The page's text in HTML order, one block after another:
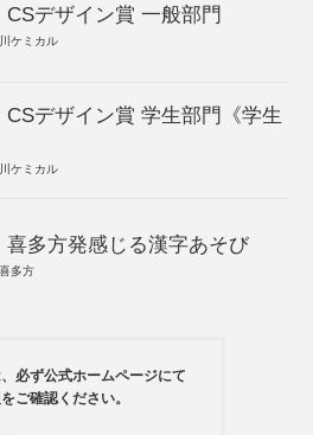
CSデザイン賞 一般部門
ケミカル
CSデザイン賞 学生部門《学生
ケミカル
喜多方発感じる漢字あそび
多方
必ず公式ホームページにて
ご確認ください。